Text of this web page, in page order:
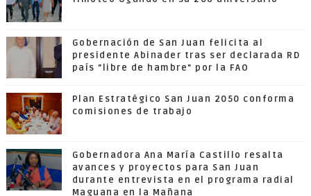
Gobernación de San Juan felicita al
presidente Abinader tras ser declarada RD
país "libre de hambre" por la FAO
Plan Estratégico San Juan 2050 conforma
comisiones de trabajo
Gobernadora Ana María Castillo resalta
avances y proyectos para San Juan
durante entrevista en el programa radial
Maguana en la Mañana